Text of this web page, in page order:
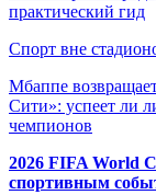
практический гид
Спорт вне
Мбаппе
Сити»: успеет ли
чемпионов
2026 FIFA World
спортивным